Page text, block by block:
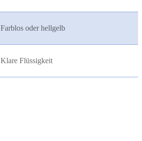
Farblos oder hellgelb
Klare Flüssigkeit